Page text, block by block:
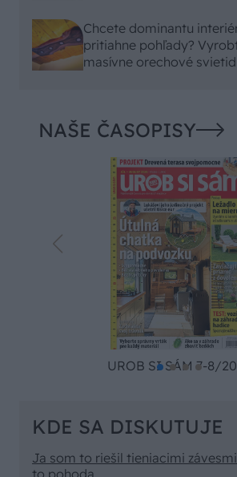
Chcete dominantu
pritiahne pohľady?
masívne orechové
NAŠE ČASOPISY
UROB SI SÁM 7-8/
KDE SA DISKUTUJE
Ja som to riešil tieniacimi